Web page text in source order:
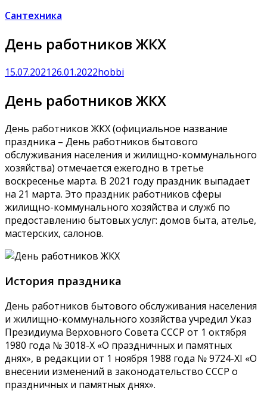
Сантехника
День работников ЖКХ
15.07.202126.01.2022hobbi
День работников ЖКХ
День работников ЖКХ (официальное название
праздника – День работников бытового
обслуживания населения и жилищно-коммунального
хозяйства) отмечается ежегодно в третье
воскресенье марта. В 2021 году праздник выпадает
на 21 марта. Это праздник работников сферы
жилищно-коммунального хозяйства и служб по
предоставлению бытовых услуг: домов быта, ателье,
мастерских, салонов.
История праздника
День работников бытового обслуживания населения
и жилищно-коммунального хозяйства учредил Указ
Президиума Верховного Совета СССР от 1 октября
1980 года № 3018-Х «О праздничных и памятных
днях», в редакции от 1 ноября 1988 года № 9724-XI «О
внесении изменений в законодательство СССР о
праздничных и памятных днях».